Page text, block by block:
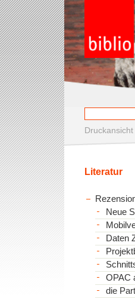
Druckansicht
Literatur
Neue
Daten
OPAC
die